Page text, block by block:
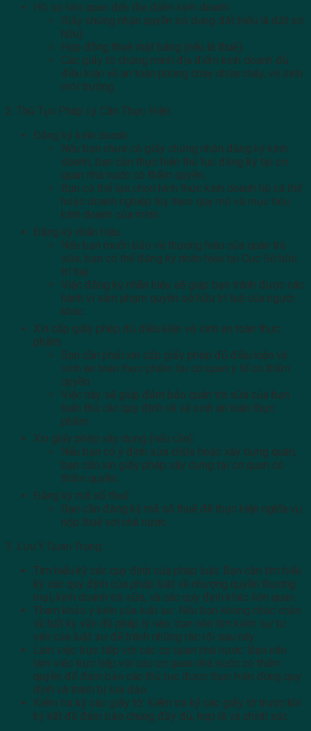
Hồ sơ liên quan đến địa điểm kinh doanh:
Giấy chứng nhận quyền sử dụng đất (nếu là đất sở
hữu).
Hợp đồng thuê mặt bằng (nếu là thuê).
Các giấy tờ chứng minh địa điểm kinh doanh đủ
điều kiện về an toàn phòng cháy chữa cháy, vệ sinh
môi trường.
2. Thủ Tục Pháp Lý Cần Thực Hiện:
Đăng ký kinh doanh:
Nếu bạn chưa có giấy chứng nhận đăng ký kinh
doanh, bạn cần thực hiện thủ tục đăng ký tại cơ
quan nhà nước có thẩm quyền.
Bạn có thể lựa chọn hình thức kinh doanh hộ cá thể
hoặc doanh nghiệp tùy theo quy mô và mục tiêu
kinh doanh của mình.
Đăng ký nhãn hiệu:
Nếu bạn muốn bảo vệ thương hiệu của quán trà
sữa, bạn có thể đăng ký nhãn hiệu tại Cục Sở hữu
trí tuệ.
Việc đăng ký nhãn hiệu sẽ giúp bạn tránh được các
hành vi xâm phạm quyền sở hữu trí tuệ của người
khác.
Xin cấp giấy phép đủ điều kiện vệ sinh an toàn thực
phẩm:
Bạn cần phải xin cấp giấy phép đủ điều kiện vệ
sinh an toàn thực phẩm tại cơ quan y tế có thẩm
quyền.
Việc này sẽ giúp đảm bảo quán trà sữa của bạn
tuân thủ các quy định về vệ sinh an toàn thực
phẩm.
Xin giấy phép xây dựng (nếu cần):
Nếu bạn có ý định sửa chữa hoặc xây dựng quán,
bạn cần xin giấy phép xây dựng tại cơ quan có
thẩm quyền.
Đăng ký mã số thuế
Bạn cần đăng ký mã số thuế để thực hiện nghĩa vụ
nộp thuế với nhà nước.
3. Lưu Ý Quan Trọng:
Tìm hiểu kỹ các quy định của pháp luật: Bạn cần tìm hiểu
kỹ các quy định của pháp luật về nhượng quyền thương
mại, kinh doanh trà sữa, và các quy định khác liên quan.
Tham khảo ý kiến của luật sư: Nếu bạn không chắc chắn
về bất kỳ vấn đề pháp lý nào, bạn nên tìm kiếm sự tư
vấn của luật sư để tránh những rắc rối sau này.
Làm việc trực tiếp với các cơ quan nhà nước: Bạn nên
làm việc trực tiếp với các cơ quan nhà nước có thẩm
quyền để đảm bảo các thủ tục được thực hiện đúng quy
định và tránh bị lừa đảo.
Kiểm tra kỹ các giấy tờ: Kiểm tra kỹ các giấy tờ trước khi
ký kết để đảm bảo chúng đầy đủ, hợp lệ và chính xác.